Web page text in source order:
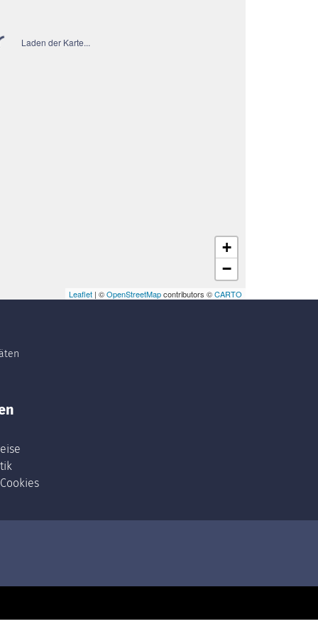
Laden der Karte...
+
−
Leaflet | ©OpenStreetMapcontributors ©CARTO